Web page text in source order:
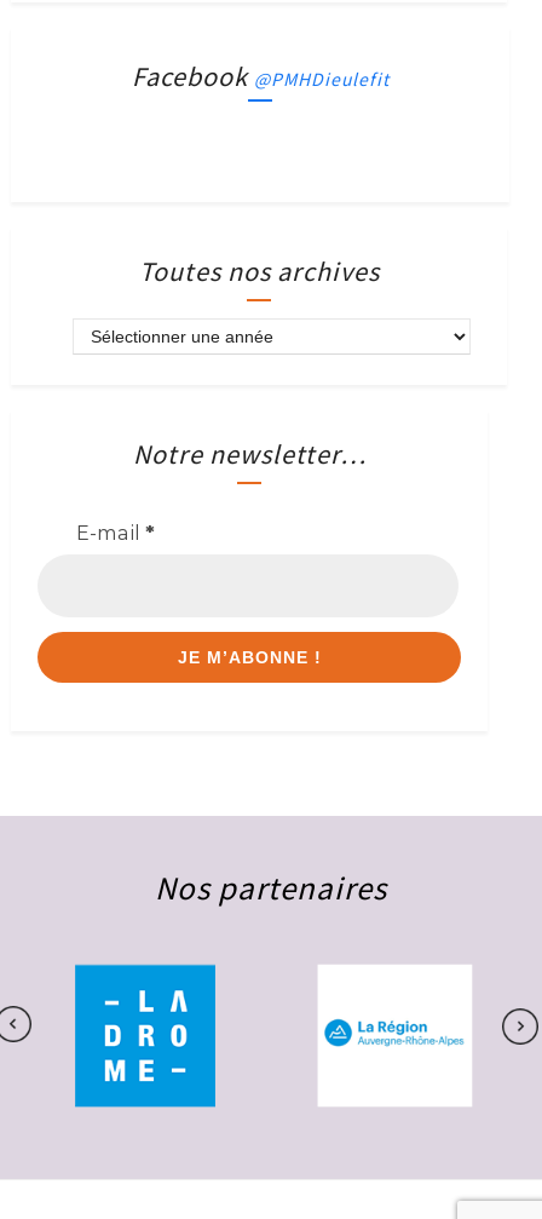
Facebook @PMHDieulefit
Toutes nos archives
Notre newsletter…
E-mail *
Nos partenaires